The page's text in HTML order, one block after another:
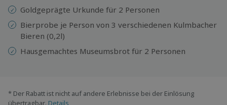
Goldgeprägte Urkunde für 2 Personen
Bierprobe je Person von 3 verschiedenen Kulmbacher
Bieren (0,2l)
Hausgemachtes Museumsbrot für 2 Personen
* Der Rabatt ist nicht auf andere Erlebnisse bei der Einlösung
übertragbar. Details